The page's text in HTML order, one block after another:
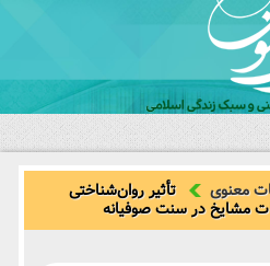
معنوی تأثیر‌ روان‌شناختی‌
مشایخ‌ در‌ سنت‌ صوفیانه